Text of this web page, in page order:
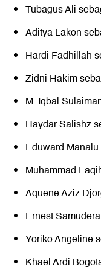
Tubagus Ali
Aditya Lakon
Hardi Fadhillah
Zidni Hakim
M. Iqbal
Haydar Salishz
Eduward
Muhammad
Aquene Aziz
Ernest
Yoriko Angeline
Khael Ardi